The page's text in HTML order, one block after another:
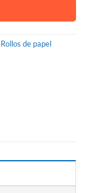
Rollos de papel